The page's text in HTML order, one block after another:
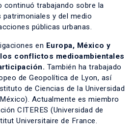
continuó trabajando sobre la
y del medio
públicas urbanas.
en Europa, México y
conflictos medioambientales
También ha trabajado
de Geopolítica de Lyon, así
de Ciencias de la Universidad
Actualmente es miembro
CITERES (Universidad de
Universitaire de France.